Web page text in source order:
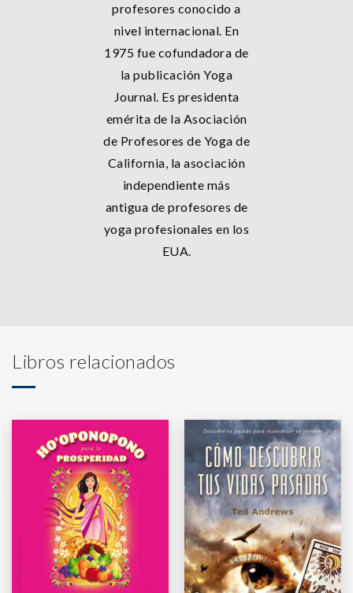
profesores conocido a
nivel internacional. En
1975 fue cofundadora de
la publicación Yoga
Journal. Es presidenta
emérita de la Asociación
de Profesores de Yoga de
California, la asociación
independiente más
antigua de profesores de
yoga profesionales en los
EUA.
Libros relacionados